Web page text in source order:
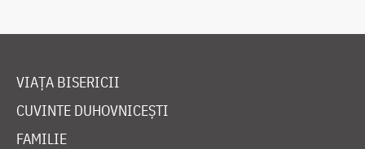
VIAȚA BISERICII
CUVINTE DUHOVNICEȘTI
FAMILIE